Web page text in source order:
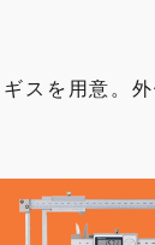
スを用意。